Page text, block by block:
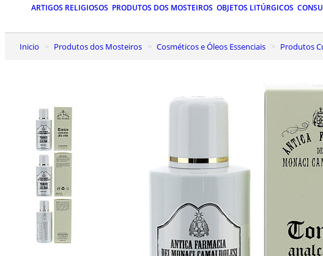
ARTIGOS RELIGIOSOS PRODUTOS DOS MOSTEIROS OBJETOS LITÚRGICOS
Inicio Produtos dos Mosteiros Cosméticos e Óleos Essenciais Produtos